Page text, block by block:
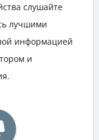
слушайте
лучшими
информацией
и